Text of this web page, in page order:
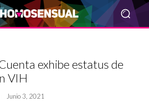
exhibe estatus de
VIH
Junio 3, 2021